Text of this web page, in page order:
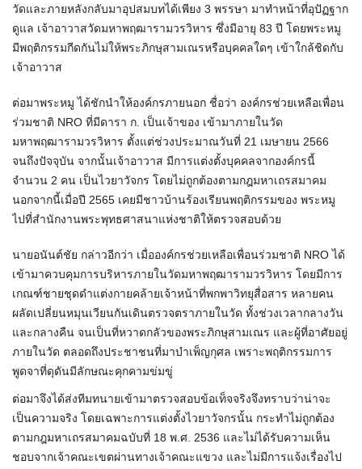
วัดและภายหลังกลับมาอุปสมบทได้เพียง 3 พรรษา มาทำหน้าที่อุปัฏฐาก
ดูแล เจ้าอาวาสวัดมหาพฤฒารามวรวิหาร ซึ่งมีอายุ 83 ปี โดยพระหมู
มีพฤติกรรมกีดกันไม่ให้พระภิกษุสามเณรหรือบุคคลใดๆ เข้าใกล้ชิดกับ
เจ้าอาวาส
ต่อมาพระหมู ได้ชักนำให้องค์กรภายนอก ชื่อว่า องค์กรช่วยเหลือเพื่อน
ร่วมชาติ NRO ที่มีดารา ก. เป็นเจ้าของ เข้ามาภายในวัด
มหาพฤฒารามวรวิหาร ตั้งแต่ช่วงประมาณวันที่ 21 เมษายน 2566
จนถึงปัจจุบัน จากนั้นเจ้าอาวาส มีการแต่งตั้งบุคคลจากองค์กรนี้
จำนวน 2 คน เป็นไวยาวัจกร โดยไม่ถูกต้องตามกฎมหาเถรสมาคม
นอกจากนี้เมื่อปี 2565 เคยมีชาวบ้านร้องเรียนพฤติกรรมของ พระหมู
ไปที่สำนักงานพระพุทธศาสนาแห่งชาติให้ตรวจสอบด้วย
นายอนันต์ชัย กล่าวอีกว่า เมื่อองค์กรช่วยเหลือเพื่อนร่วมชาติ NRO ได้
เข้ามาควบคุมการบริหารภายในวัดมหาพฤฒารามวรวิหาร โดยมีการ
เกณฑ์ชายชุดดำแต่งกายคล้ายเจ้าหน้าที่พกพาวิทยุสื่อสาร หลายคน
ผลัดเปลี่ยนหมุนเวียนกันเดินตรวจตราภายในวัด ทั้งช่วงเวลากลางวัน
และกลางคืน จนเป็นที่หวาดกลัวของพระภิกษุสามเณร และผู้ที่อาศัยอยู่
ภายในวัด ตลอดถึงประชาชนที่มาบำเพ็ญกุศล เพราะพฤติกรรมการ
พูดจาที่ดุดันมีลักษณะคุกคามข่มขู่
ต่อมาจึงได้ส่งทีมทนายเข้ามาตรวจสอบข้อเท็จจริงจึงทราบว่าน่าจะ
เป็นความจริง โดยเฉพาะการแต่งตั้งไวยาวัจกรนั้น กระทำไม่ถูกต้อง
ตามกฎมหาเถรสมาคมฉบับที่ 18 พ.ศ. 2536 และไม่ได้รับความเห็น
ชอบจากเจ้าคณะเขตผ่านทางเจ้าคณะแขวง และไม่มีการแจ้งเรื่องไป